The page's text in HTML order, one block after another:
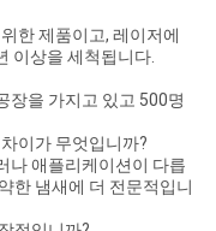
한 제품이고, 레이저에
이상을 세척됩니다.
장을 가지고 있고 500명
이가 무엇입니까?
나 애플리케이션이 다릅
한 냄새에 더 전문적입니